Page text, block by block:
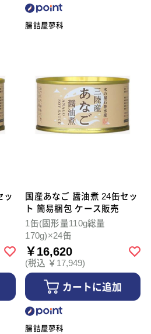
腸詰屋蓼科
国産あなご 醤油煮 24缶セッ
ト 簡易梱包 ケース販売
1缶(固形量110g総量
170g)×24缶
￥16,620
(税込 ￥17,949)
カートに追加
腸詰屋蓼科